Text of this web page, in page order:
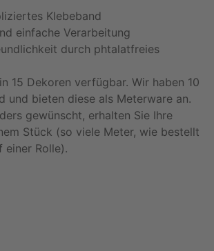
Klebeband
einfache Verarbeitung
durch phtalatfreies
15 Dekoren verfügbar. Wir haben 10
und bieten diese als Meterware an.
gewünscht, erhalten Sie Ihre
Stück (so viele Meter, wie bestellt
einer Rolle).